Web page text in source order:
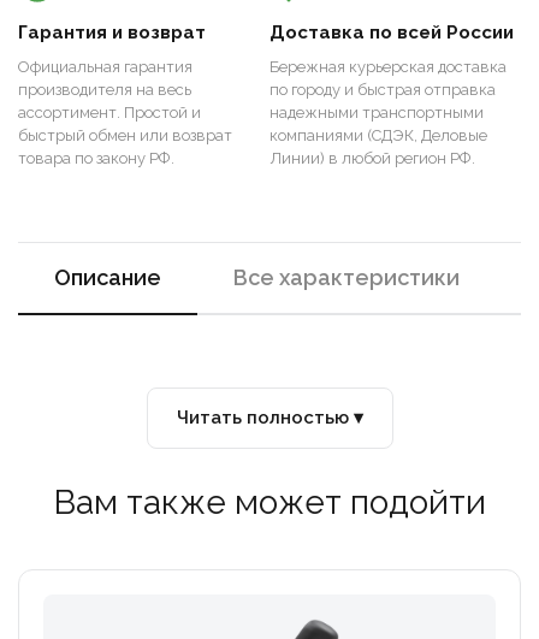
Гарантия и возврат
Официальная гарантия
производителя на весь
ассортимент. Простой и
быстрый обмен или возврат
товара по закону РФ.
Доставка по всей России
Бережная курьерская доставка
по городу и быстрая отправка
надежными транспортными
компаниями (СДЭК, Деловые
Линии) в любой регион РФ.
Описание Все характеристики
Читать полностью ▾
Вам также может подойти